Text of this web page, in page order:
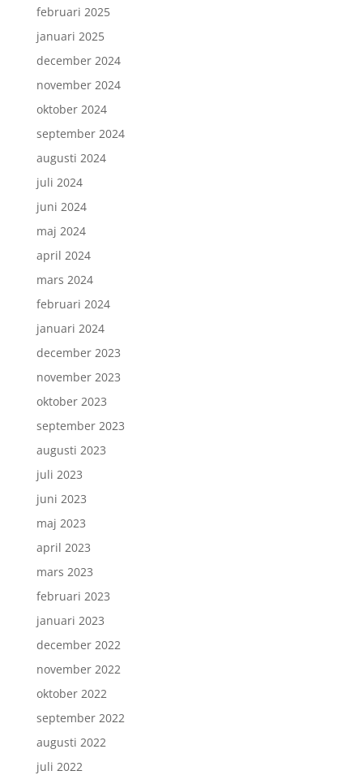
februari 2025
januari 2025
december 2024
november 2024
oktober 2024
september 2024
augusti 2024
juli 2024
juni 2024
maj 2024
april 2024
mars 2024
februari 2024
januari 2024
december 2023
november 2023
oktober 2023
september 2023
augusti 2023
juli 2023
juni 2023
maj 2023
april 2023
mars 2023
februari 2023
januari 2023
december 2022
november 2022
oktober 2022
september 2022
augusti 2022
juli 2022